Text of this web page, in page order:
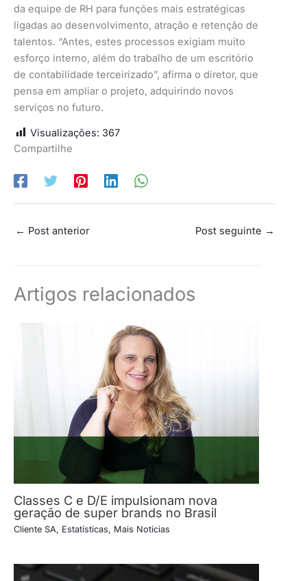
da equipe de RH para funções mais estratégicas
ligadas ao desenvolvimento, atração e retenção de
talentos. “Antes, estes processos exigiam muito
esforço interno, além do trabalho de um escritório
de contabilidade terceirizado”, afirma o diretor, que
pensa em ampliar o projeto, adquirindo novos
serviços no futuro.
Visualizações: 367
Compartilhe
← Post anterior Post seguinte →
Artigos relacionados
Classes C e D/E impulsionam nova
geração de super brands no Brasil
Cliente SA, Estatísticas, Mais Notícias